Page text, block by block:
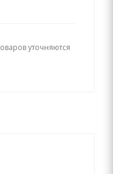
уточняются